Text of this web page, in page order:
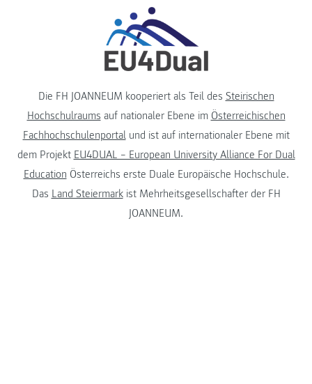
Die FH JOANNEUM kooperiert als Teil des Steirischen
Hochschulraums auf nationaler Ebene im Österreichischen
Fachhochschulenportalund ist auf internationaler Ebene mit
dem Projekt EU4DUAL – European University Alliance For Dual
Education Österreichs erste Duale Europäische Hochschule.
Das Land Steiermarkist Mehrheitsgesellschafter der FH
JOANNEUM.